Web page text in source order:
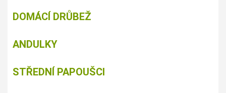
DOMÁCÍ DRŮBEŽ
ANDULKY
STŘEDNÍ PAPOUŠCI